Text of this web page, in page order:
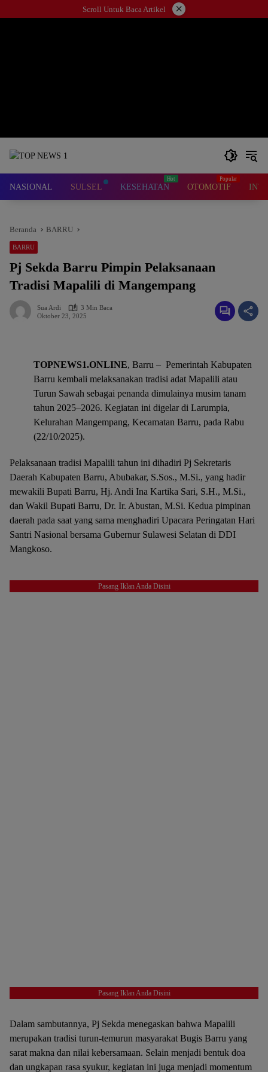
ke
Scroll Untuk Baca Artikel ×
NASIONAL SULSEL KESEHATAN OTOMOTIF
Beranda BARRU
BARRU
Pj Sekda Barru Pimpin Pelaksanaan
Tradisi Mapalili di Mangempang
Sua Ardi
3 Min Baca
Oktober 23, 2025
TOPNEWS1.ONLINE, Barru – Pemerintah Kabupaten
Barru kembali melaksanakan tradisi adat Mapalili atau
Turun Sawah sebagai penanda dimulainya musim tanam
tahun 2025–2026. Kegiatan ini digelar di Larumpia,
Kelurahan Mangempang, Kecamatan Barru, pada Rabu
(22/10/2025).
Pelaksanaan tradisi Mapalili tahun ini dihadiri Pj Sekretaris
Daerah Kabupaten Barru, Abubakar, S.Sos., M.Si., yang hadir
mewakili Bupati Barru, Hj. Andi Ina Kartika Sari, S.H., M.Si.,
dan Wakil Bupati Barru, Dr. Ir. Abustan, M.Si. Kedua pimpinan
daerah pada saat yang sama menghadiri Upacara Peringatan Hari
Santri Nasional bersama Gubernur Sulawesi Selatan di DDI
Mangkoso.
Pasang Iklan Anda Disini
Pasang Iklan Anda Disini
Dalam sambutannya, Pj Sekda menegaskan bahwa Mapalili
merupakan tradisi turun-temurun masyarakat Bugis Barru yang
sarat makna dan nilai kebersamaan. Selain menjadi bentuk doa
dan ungkapan rasa syukur, kegiatan ini juga menjadi momentum